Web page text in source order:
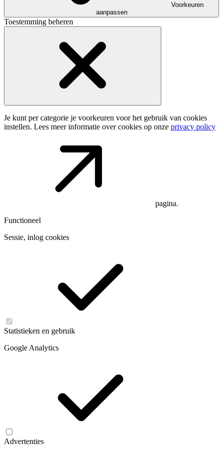
Voorkeuren
aanpassen
Toestemming beheren
Je kunt per categorie je voorkeuren voor het gebruik van cookies
instellen. Lees meer informatie over cookies op onze privacy policy
pagina.
Functioneel
Sessie, inlog cookies
Statistieken en gebruik
Google Analytics
Advertenties